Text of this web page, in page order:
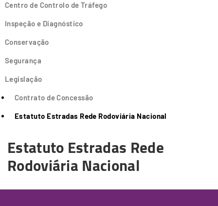
Centro de Controlo de Tráfego
Inspeção e Diagnóstico
Conservação
Segurança
Legislação
Contrato de Concessão
Estatuto Estradas Rede Rodoviária Nacional
Estatuto Estradas Rede
Rodoviária Nacional